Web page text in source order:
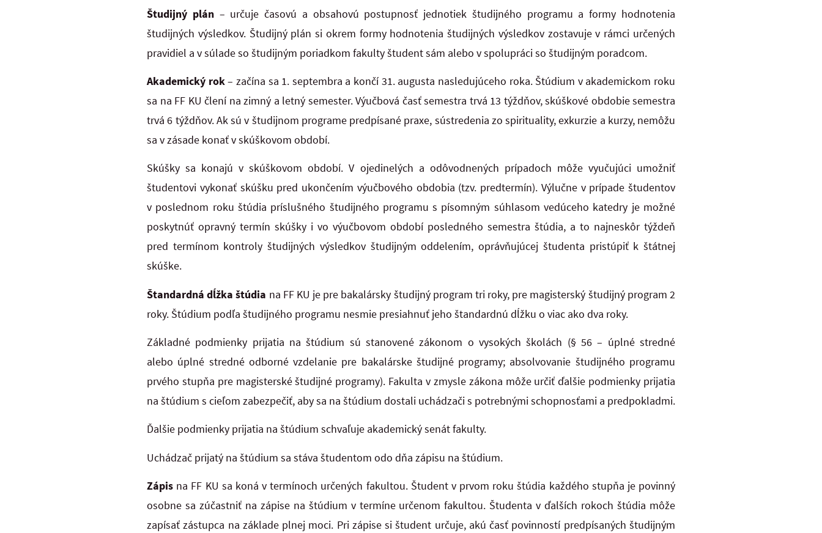
Študijný plán – určuje časovú a obsahovú postupnosť jednotiek študijného programu a formy hodnotenia
študijných výsledkov. Študijný plán si okrem formy hodnotenia študijných výsledkov zostavuje v rámci určených
pravidiel a v súlade so študijným poriadkom fakulty študent sám alebo v spolupráci so študijným poradcom.
Akademický rok – začína sa 1. septembra a končí 31. augusta nasledujúceho roka. Štúdium v akademickom roku
sa na FF KU člení na zimný a letný semester. Výučbová časť semestra trvá 13 týždňov, skúškové obdobie semestra
trvá 6 týždňov. Ak sú v študijnom programe predpísané praxe, sústredenia zo spirituality, exkurzie a kurzy, nemôžu
sa v zásade konať v skúškovom období.
Skúšky sa konajú v skúškovom období. V ojedinelých a odôvodnených prípadoch môže vyučujúci umožniť
študentovi vykonať skúšku pred ukončením výučbového obdobia (tzv. predtermín). Výlučne v prípade študentov
v poslednom roku štúdia príslušného študijného programu s písomným súhlasom vedúceho katedry je možné
poskytnúť opravný termín skúšky i vo výučbovom období posledného semestra štúdia, a to najneskôr týždeň
pred termínom kontroly študijných výsledkov študijným oddelením, oprávňujúcej študenta pristúpiť k štátnej
skúške.
Štandardná dĺžka štúdia na FF KU je pre bakalársky študijný program tri roky, pre magisterský študijný program 2
roky. Štúdium podľa študijného programu nesmie presiahnuť jeho štandardnú dĺžku o viac ako dva roky.
Základné podmienky prijatia na štúdium sú stanovené zákonom o vysokých školách (§ 56 – úplné stredné
alebo úplné stredné odborné vzdelanie pre bakalárske študijné programy; absolvovanie študijného programu
prvého stupňa pre magisterské študijné programy). Fakulta v zmysle zákona môže určiť ďalšie podmienky prijatia
na štúdium s cieľom zabezpečiť, aby sa na štúdium dostali uchádzači s potrebnými schopnosťami a predpokladmi.
Ďalšie podmienky prijatia na štúdium schvaľuje akademický senát fakulty.
Uchádzač prijatý na štúdium sa stáva študentom odo dňa zápisu na štúdium.
Zápis na FF KU sa koná v termínoch určených fakultou. Študent v prvom roku štúdia každého stupňa je povinný
osobne sa zúčastniť na zápise na štúdium v termíne určenom fakultou. Študenta v ďalších rokoch štúdia môže
zapísať zástupca na základe plnej moci. Pri zápise si študent určuje, akú časť povinností predpísaných študijným